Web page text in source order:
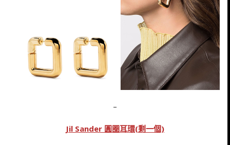
–
Jil Sander 圓圈耳環(剩一個)